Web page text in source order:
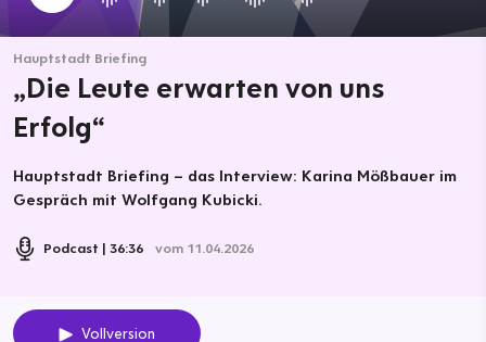
Hauptstadt Briefing
„Die Leute erwarten von uns
Erfolg“
Hauptstadt Briefing – das Interview: Karina Mößbauer im
Gespräch mit Wolfgang Kubicki.
Podcast 36:36 vom 11.04.2026
Vollversion